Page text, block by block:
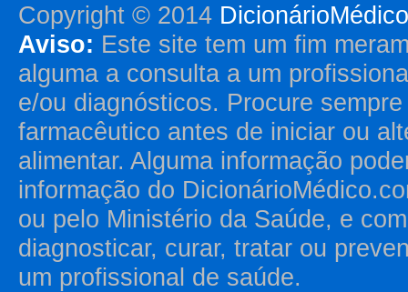
Copyright © 2014
Aviso: Este site tem um fim
alguma a consulta a um
e/ou diagnósticos. Procure
farmacêutico antes de iniciar ou
alimentar. Alguma informação
informação do
ou pelo Ministério da Saúde, e
diagnosticar, curar, tratar ou
um profissional de saúde.